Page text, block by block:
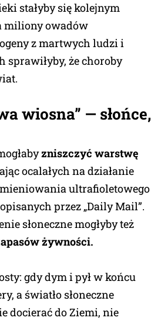
stałyby się kolejnym
miliony owadów
z martwych ludzi i
sprawiłyby, że choroby
wiosna” — słońce,
zniszczyć warstwę
ocalałych na działanie
ultrafioletowego
przez „Daily Mail”.
słoneczne mogłyby też
żywności.
gdy dym i pył w końcu
a światło słoneczne
docierać do Ziemi, nie